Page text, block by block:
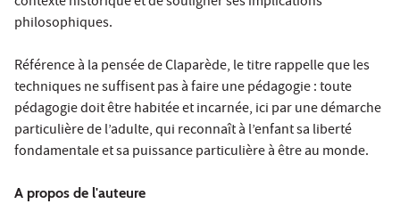
philosophiques.
Référence à la pensée de Claparède, le titre rappelle que les
techniques ne suffisent pas à faire une pédagogie : toute
pédagogie doit être habitée et incarnée, ici par une démarche
particulière de l’adulte, qui reconnaît à l’enfant sa liberté
fondamentale et sa puissance particulière à être au monde.
A propos de l'auteure